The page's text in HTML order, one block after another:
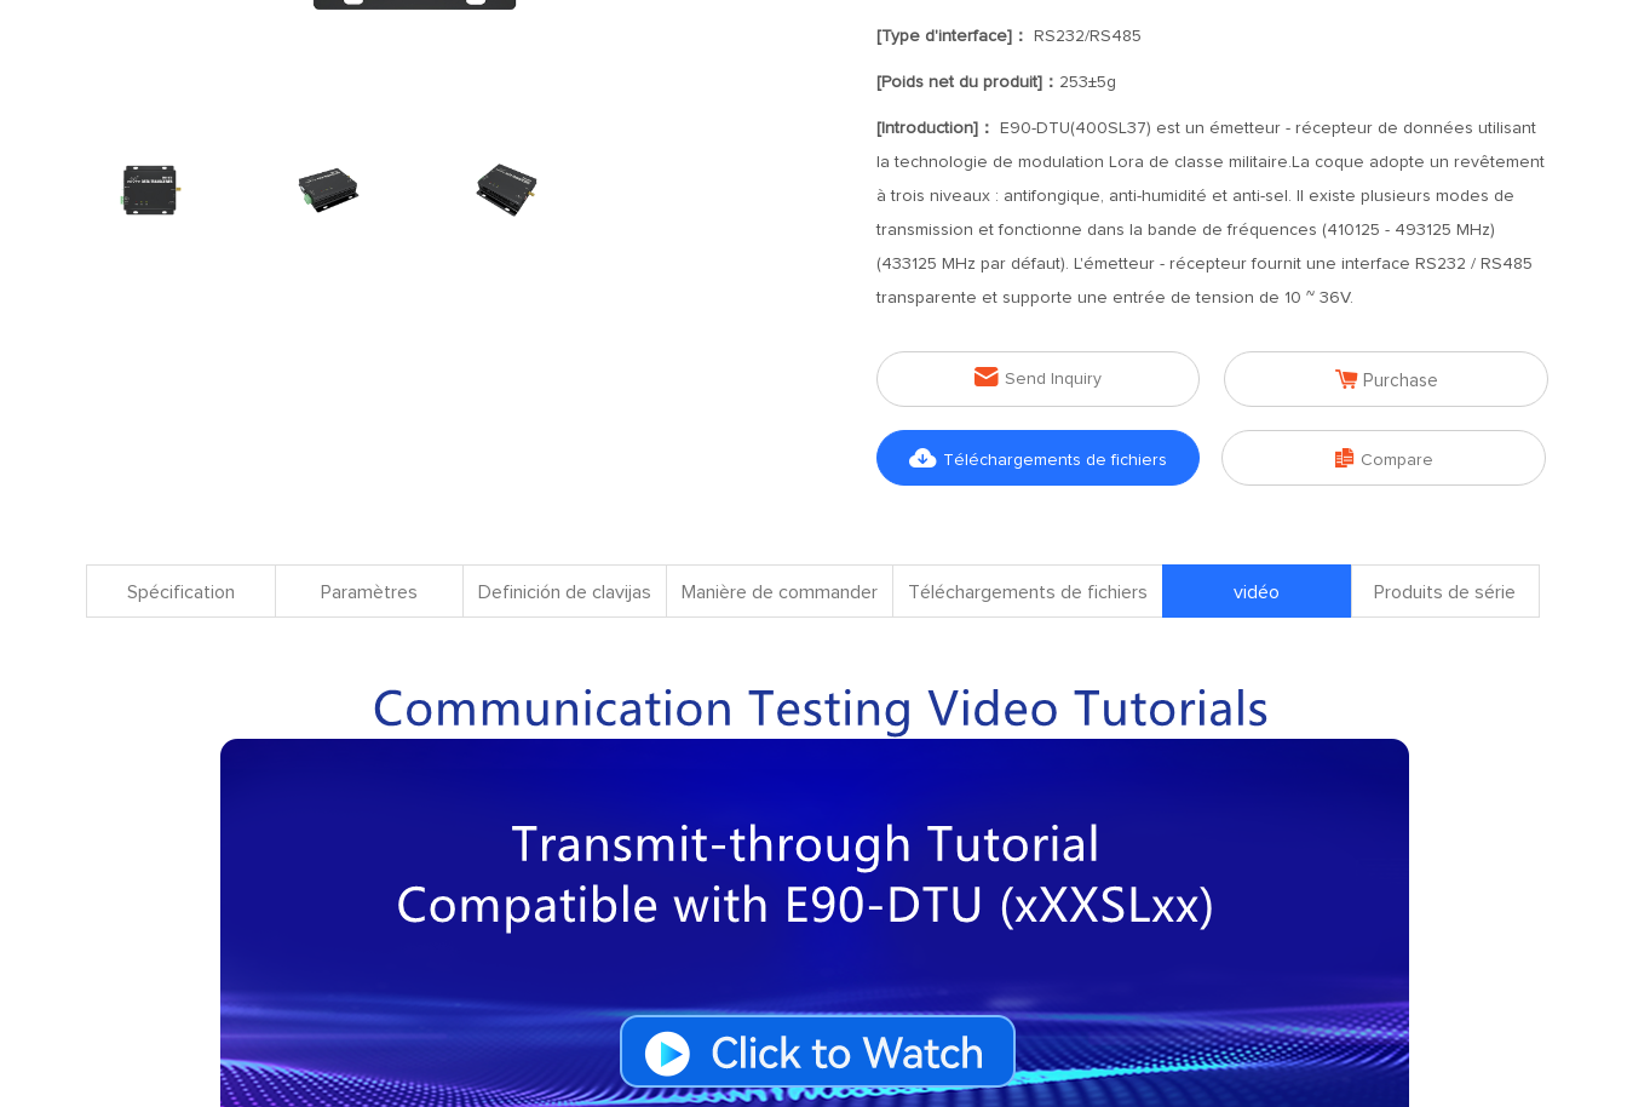
[Type d'interface]： RS232/RS485
[Poids net du produit]： 253±5g
[Introduction]：
E90-DTU(400SL37) est un émetteur - récepteur de données utilisant
la technologie de modulation Lora de classe militaire.La coque adopte un revêtement
à trois niveaux : antifongique, anti-humidité et anti-sel. Il existe plusieurs modes de
transmission et fonctionne dans la bande de fréquences (410125 - 493125 MHz)
(433125 MHz par défaut). L'émetteur - récepteur fournit une interface RS232 / RS485
transparente et supporte une entrée de tension de 10 ~ 36V.
 Send Inquiry  Purchase
 Téléchargements de fichiers  Compare
Spécification Paramètres Definición de clavijas Manière de commander Téléchargements de fichiers vidéo Produits de série